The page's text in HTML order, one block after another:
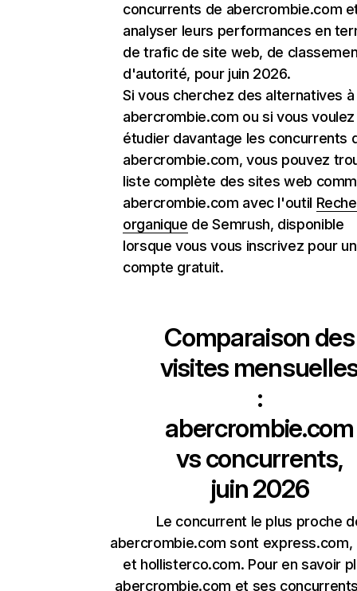
concurrents de abercrombie.com
analyser leurs performances en
de trafic de site web, de
d'autorité, pour juin 2026.
Si vous cherchez des alternatives à
abercrombie.com ou si vous voulez
étudier davantage les concurrents
abercrombie.com, vous pouvez
liste complète des sites web
abercrombie.com avec l'outil
organique de Semrush, disponible
lorsque vous vous inscrivez pour un
compte gratuit.
Comparaison des
visites
:
abercrombie.com
vs concurrents,
juin 2026
Le concurrent le plus proche
abercrombie.com sont express.com,
et hollisterco.com. Pour en savoir
abercrombie.com et ses